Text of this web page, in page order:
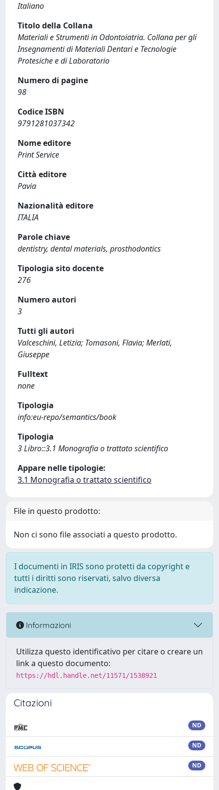
Italiano
Titolo della Collana
Materiali e Strumenti in Odontoiatria. Collana per gli
Insegnamenti di Materiali Dentari e Tecnologie
Protesiche e di Laboratorio
Numero di pagine
98
Codice ISBN
9791281037342
Nome editore
Print Service
Città editore
Pavia
Nazionalità editore
ITALIA
Parole chiave
dentistry, dental materials, prosthodontics
Tipologia sito docente
276
Numero autori
3
Tutti gli autori
Valceschini, Letizia; Tomasoni, Flavia; Merlati,
Giuseppe
Fulltext
none
Tipologia
info:eu-repo/semantics/book
Tipologia
3 Libro::3.1 Monografia o trattato scientifico
Appare nelle tipologie:
3.1 Monografia o trattato scientifico
File in questo prodotto:
Non ci sono file associati a questo prodotto.
I documenti in IRIS sono protetti da copyright e
tutti i diritti sono riservati, salvo diversa
indicazione.
Informazioni
Utilizza questo identificativo per citare o creare un
link a questo documento:
https://hdl.handle.net/11571/1538921
Citazioni
ND
ND
ND